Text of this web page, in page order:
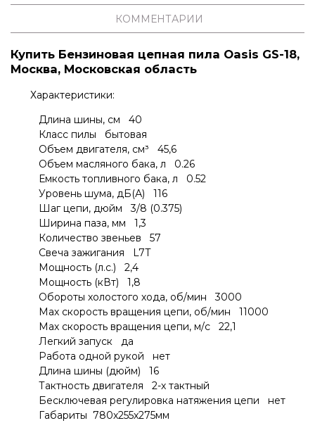
КОММЕНТАРИИ
Купить Бензиновая цепная пила Oasis GS-18,
Москва, Московская область
Характеристики:
Длина шины, см 40
Класс пилы бытовая
Объем двигателя, см³ 45,6
Объем масляного бака, л 0.26
Емкость топливного бака, л 0.52
Уровень шума, дБ(А) 116
Шаг цепи, дюйм 3/8 (0.375)
Ширина паза, мм 1,3
Количество звеньев 57
Свеча зажигания L7T
Мощность (л.с.) 2,4
Мощность (кВт) 1,8
Обороты холостого хода, об/мин 3000
Мах скорость вращения цепи, об/мин 11000
Мах скорость вращения цепи, м/с 22,1
Легкий запуск да
Работа одной рукой нет
Длина шины (дюйм) 16
Тактность двигателя 2-х тактный
Бесключевая регулировка натяжения цепи нет
Габариты 780х255х275мм